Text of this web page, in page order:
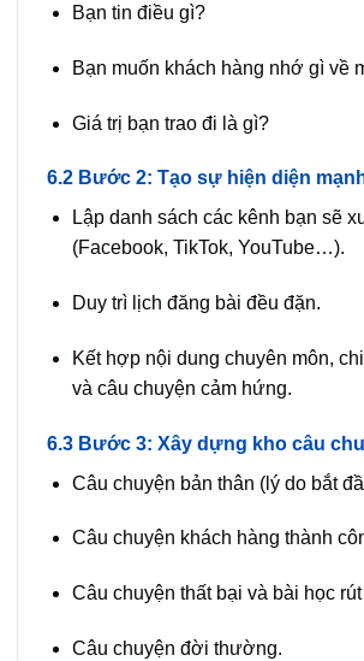
Bạn tin điều gì?
Bạn muốn khách hàng nhớ gì về
Giá trị bạn trao đi là gì?
6.2 Bước 2: Tạo sự hiện diện
Lập danh sách các kênh bạn sẽ
(Facebook, TikTok, YouTube…).
Duy trì lịch đăng bài đều đặn.
Kết hợp nội dung chuyên môn,
và câu chuyện cảm hứng.
6.3 Bước 3: Xây dựng kho câu
Câu chuyện bản thân (lý do bắt
Câu chuyện khách hàng thành
Câu chuyện thất bại và bài học rút
Câu chuyện đời thường.